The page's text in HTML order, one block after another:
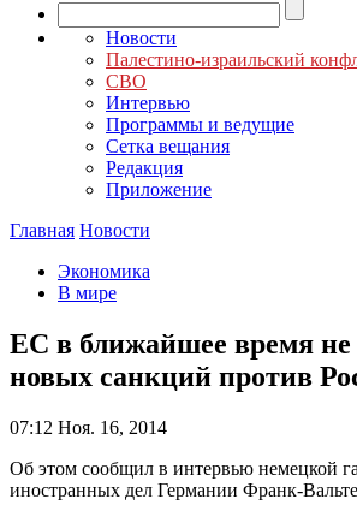
Новости
Палестино-израильский
СВО
Интервью
Программы и ведущие
Сетка вещания
Редакция
Приложение
Главная Новости
Экономика
В мире
ЕС в ближайшее время не
новых санкций против
07:12 Ноя. 16, 2014
Об этом сообщил в интервью немецкой
иностранных дел Германии Франк-